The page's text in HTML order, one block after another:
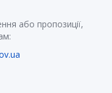
або пропозиції,